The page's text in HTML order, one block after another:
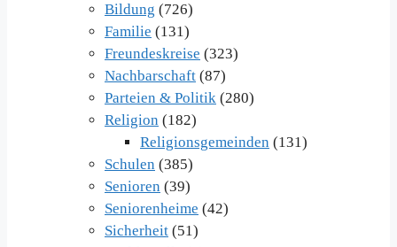
Bildung (726)
Familie (131)
Freundeskreise (323)
Nachbarschaft (87)
Parteien & Politik (280)
Religion (182)
Religionsgemeinden (131)
Schulen (385)
Senioren (39)
Seniorenheime (42)
Sicherheit (51)